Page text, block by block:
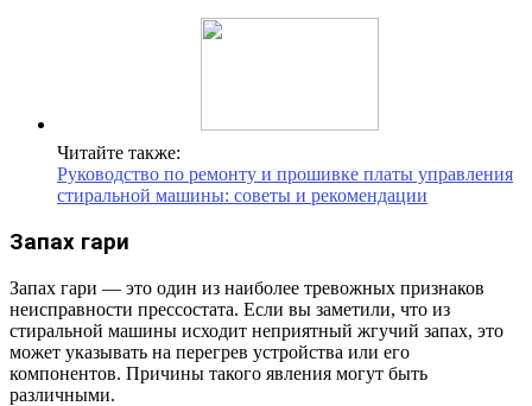
Читайте также:
Руководство по ремонту и прошивке платы управления
стиральной машины: советы и рекомендации
Запах гари
Запах гари — это один из наиболее тревожных признаков
неисправности прессостата. Если вы заметили, что из
стиральной машины исходит неприятный жгучий запах, это
может указывать на перегрев устройства или его
компонентов. Причины такого явления могут быть
различными.